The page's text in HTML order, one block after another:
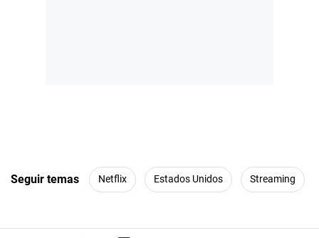
Seguir temas Netflix Estados Unidos Streaming